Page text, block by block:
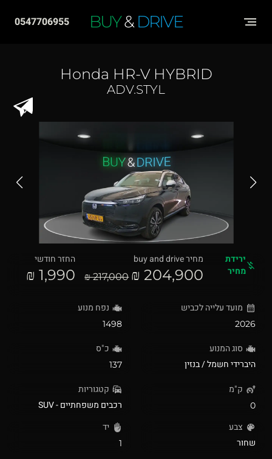
לִנְגִישׁוּת
BUY&DRIVE
0547706955
Honda HR-V HYBRID
ADV.STYL
ירידת
מחיר
מחיר buy and drive
204,900 ₪
217,000 ₪
החזר חודשי
1,990 ₪
מועד עלייה לכביש
2026
נפח מנוע
1498
סוג המנוע
היברידי חשמל / בנזין
כ"ס
137
ק"מ
0
קטגוריות
רכבים משפחתיים - SUV
צבע
שחור
יד
1